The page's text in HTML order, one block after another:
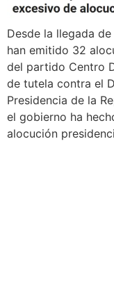
Desde la llegada
han emitido 32
del partido Centro
de tutela contra el
Presidencia de la
el gobierno ha
alocución